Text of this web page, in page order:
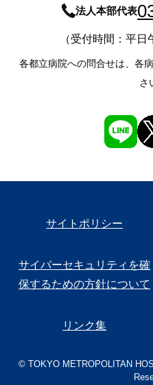
法人本部代表
（受付時間：平日
各都立病院への問合せは、各
さ
サイトポリシー
サイバーセキュリティを確
保するための方針について
リンク集
© TOKYO METROPOLITAN